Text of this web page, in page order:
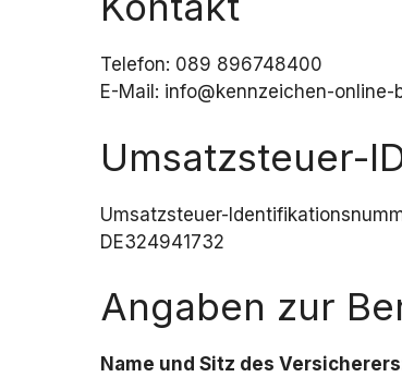
Telefon: 089 896748400
E-Mail: info@kennzeichen-online-
Umsatzsteuer-
Umsatzsteuer-
DE324941732
Angaben zur
Name und Sitz des